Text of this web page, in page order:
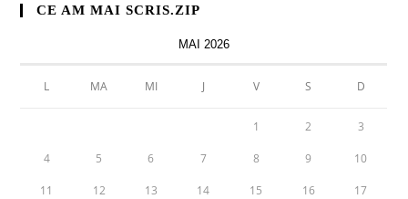
CE AM MAI SCRIS.ZIP
MAI 2026
L MA MI J V S D
1 2 3
4 5 6 7 8 9 10
11 12 13 14 15 16 17